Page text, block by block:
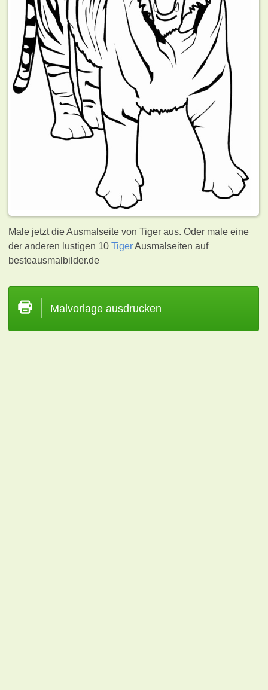
Male jetzt die Ausmalseite von Tiger aus. Oder male eine
der anderen lustigen 10TigerAusmalseiten auf
besteausmalbilder.de
Malvorlage ausdrucken